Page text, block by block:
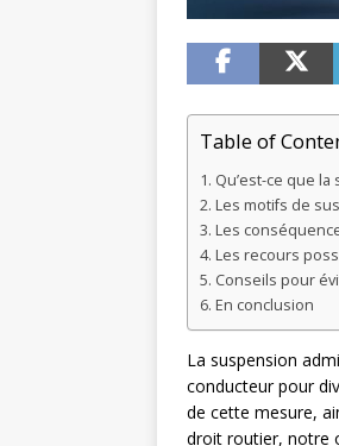
Table of
Qu’est-ce que
Les motifs de
Les
Les recours
Conseils pour
En conclusion
La suspension
conducteur pour
de cette mesure,
droit routier, notre